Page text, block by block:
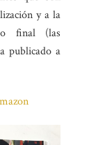
y a la
final (las
publicado a